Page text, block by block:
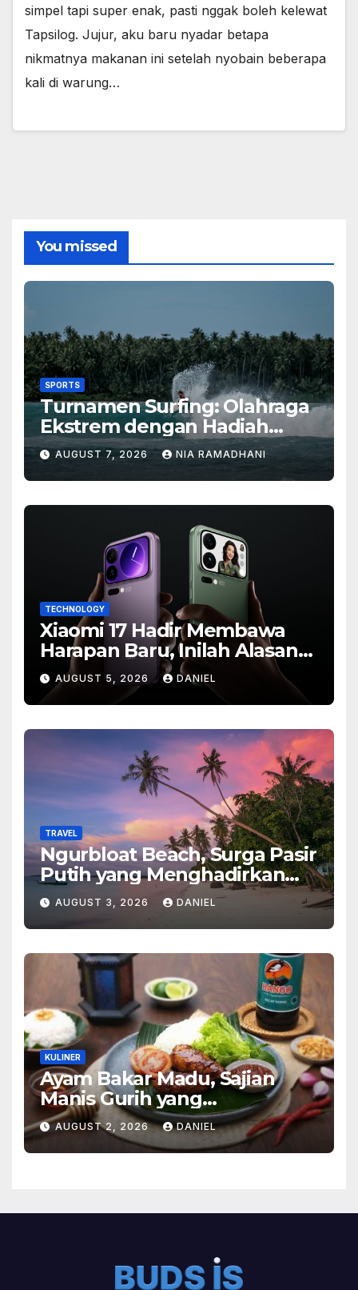
simpel tapi super enak, pasti nggak boleh kelewat
Tapsilog. Jujur, aku baru nyadar betapa
nikmatnya makanan ini setelah nyobain beberapa
kali di warung…
You missed
SPORTS
Turnamen Surfing: Olahraga
Ekstrem dengan Hadiah
Besar
AUGUST 7, 2026 NIA RAMADHANI
TECHNOLOGY
Xiaomi 17 Hadir Membawa
Harapan Baru, Inilah Alasan
Banyak Orang Menantikan
Ponsel Flagship Ini
AUGUST 5, 2026 DANIEL
TRAVEL
Ngurbloat Beach, Surga Pasir
Putih yang Menghadirkan
Ketenangan dan Pesona
Alam Tak Terlupakan
AUGUST 3, 2026 DANIEL
KULINER
Ayam Bakar Madu, Sajian
Manis Gurih yang
Menghangatkan Suasana
Makan
AUGUST 2, 2026 DANIEL